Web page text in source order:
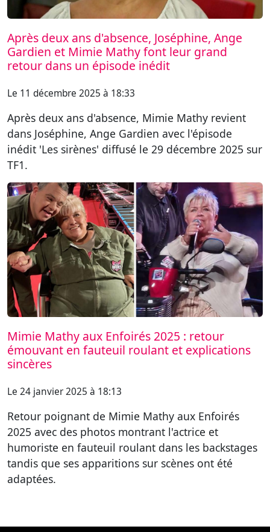
Après deux ans d'absence, Joséphine, Ange
Gardien et Mimie Mathy font leur grand
retour dans un épisode inédit
Le 11 décembre 2025 à 18:33
Après deux ans d'absence, Mimie Mathy revient
dans Joséphine, Ange Gardien avec l'épisode
inédit 'Les sirènes' diffusé le 29 décembre 2025 sur
TF1.
Mimie Mathy aux Enfoirés 2025 : retour
émouvant en fauteuil roulant et explications
sincères
Le 24 janvier 2025 à 18:13
Retour poignant de Mimie Mathy aux Enfoirés
2025 avec des photos montrant l'actrice et
humoriste en fauteuil roulant dans les backstages
tandis que ses apparitions sur scènes ont été
adaptées.